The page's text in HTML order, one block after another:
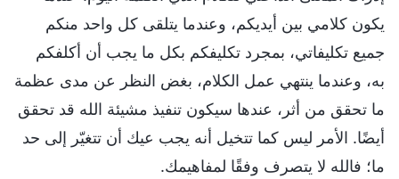
يكون كلامي بين أيديكم، وعندما يتلقى كل واحد منكم
جميع تكليفاتي، بمجرد تكليفكم بكل ما يجب أن أكلفكم
به، وعندما ينتهي عمل الكلام، بغض النظر عن مدى عظمة
ما تحقق من أثر، عندها سيكون تنفيذ مشيئة الله قد تحقق
أيضًا. الأمر ليس كما تتخيل أنه يجب عيك أن تتغيّر إلى حد
ما؛ فالله لا يتصرف وفقًا لمفاهيمك.